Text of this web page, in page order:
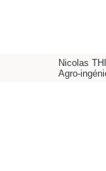
Nicolas
Agro-